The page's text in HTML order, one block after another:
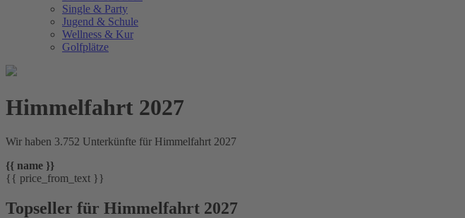
Single & Party
Jugend & Schule
Wellness & Kur
Golfplätze
Himmelfahrt 2027
Wir haben 3.752 Unterkünfte für Himmelfahrt 2027
{{ name }}
{{ price_from_text }}
Topseller für Himmelfahrt 2027